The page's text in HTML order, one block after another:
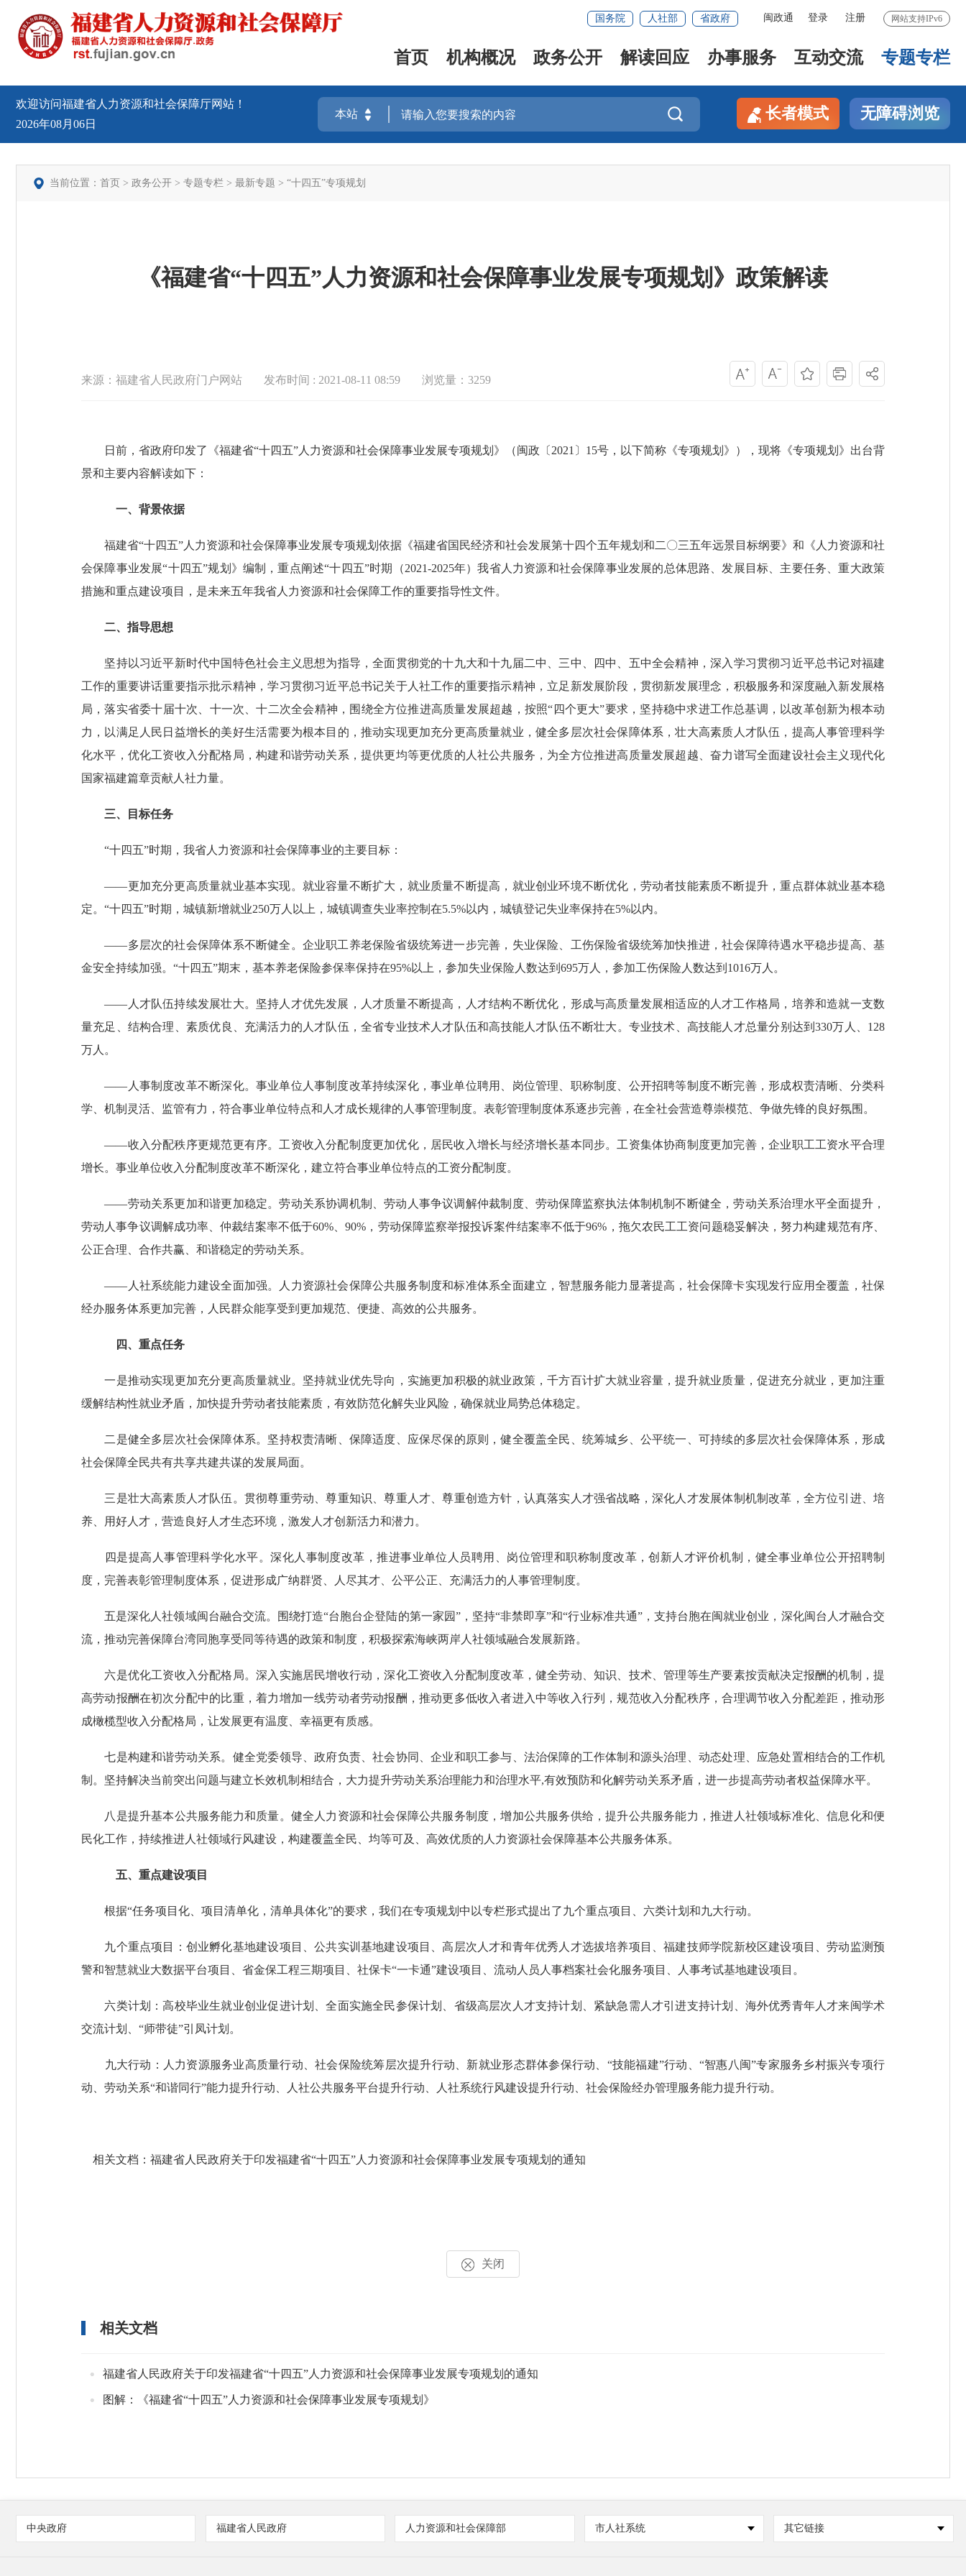
网站支持IPv6
闽政通 登录 注册
国务院 人社部 省政府
首页 机构概况 政务公开 解读回应 办事服务 互动交流 专题专栏
欢迎访问福建省人力资源和社会保障厅网站！
2026年08月06日
 长者模式 无障碍浏览
当前位置： 首页 > 政务公开 > 专题专栏 > 最新专题 > “十四五”专项规划
《福建省“十四五”人力资源和社会保障事业发展专项规划》政策解读
来源：福建省人民政府门户网站 发布时间 : 2021-08-11 08:59 浏览量：3259
日前，省政府印发了《福建省“十四五”人力资源和社会保障事业发展专项规划》（闽政〔2021〕15号，以下简称《专项规划》），现将《专项规划》出台背
景和主要内容解读如下：
一、背景依据
福建省“十四五”人力资源和社会保障事业发展专项规划依据《福建省国民经济和社会发展第十四个五年规划和二〇三五年远景目标纲要》和《人力资源和社
会保障事业发展“十四五”规划》编制，重点阐述“十四五”时期（2021-2025年）我省人力资源和社会保障事业发展的总体思路、发展目标、主要任务、重大政策
措施和重点建设项目，是未来五年我省人力资源和社会保障工作的重要指导性文件。
二、指导思想
坚持以习近平新时代中国特色社会主义思想为指导，全面贯彻党的十九大和十九届二中、三中、四中、五中全会精神，深入学习贯彻习近平总书记对福建
工作的重要讲话重要指示批示精神，学习贯彻习近平总书记关于人社工作的重要指示精神，立足新发展阶段，贯彻新发展理念，积极服务和深度融入新发展格
局，落实省委十届十次、十一次、十二次全会精神，围绕全方位推进高质量发展超越，按照“四个更大”要求，坚持稳中求进工作总基调，以改革创新为根本动
力，以满足人民日益增长的美好生活需要为根本目的，推动实现更加充分更高质量就业，健全多层次社会保障体系，壮大高素质人才队伍，提高人事管理科学
化水平，优化工资收入分配格局，构建和谐劳动关系，提供更均等更优质的人社公共服务，为全方位推进高质量发展超越、奋力谱写全面建设社会主义现代化
国家福建篇章贡献人社力量。
三、目标任务
“十四五”时期，我省人力资源和社会保障事业的主要目标：
——更加充分更高质量就业基本实现。就业容量不断扩大，就业质量不断提高，就业创业环境不断优化，劳动者技能素质不断提升，重点群体就业基本稳
定。“十四五”时期，城镇新增就业250万人以上，城镇调查失业率控制在5.5%以内，城镇登记失业率保持在5%以内。
——多层次的社会保障体系不断健全。企业职工养老保险省级统筹进一步完善，失业保险、工伤保险省级统筹加快推进，社会保障待遇水平稳步提高、基
金安全持续加强。“十四五”期末，基本养老保险参保率保持在95%以上，参加失业保险人数达到695万人，参加工伤保险人数达到1016万人。
——人才队伍持续发展壮大。坚持人才优先发展，人才质量不断提高，人才结构不断优化，形成与高质量发展相适应的人才工作格局，培养和造就一支数
量充足、结构合理、素质优良、充满活力的人才队伍，全省专业技术人才队伍和高技能人才队伍不断壮大。专业技术、高技能人才总量分别达到330万人、128
万人。
——人事制度改革不断深化。事业单位人事制度改革持续深化，事业单位聘用、岗位管理、职称制度、公开招聘等制度不断完善，形成权责清晰、分类科
学、机制灵活、监管有力，符合事业单位特点和人才成长规律的人事管理制度。表彰管理制度体系逐步完善，在全社会营造尊崇模范、争做先锋的良好氛围。
——收入分配秩序更规范更有序。工资收入分配制度更加优化，居民收入增长与经济增长基本同步。工资集体协商制度更加完善，企业职工工资水平合理
增长。事业单位收入分配制度改革不断深化，建立符合事业单位特点的工资分配制度。
——劳动关系更加和谐更加稳定。劳动关系协调机制、劳动人事争议调解仲裁制度、劳动保障监察执法体制机制不断健全，劳动关系治理水平全面提升，
劳动人事争议调解成功率、仲裁结案率不低于60%、90%，劳动保障监察举报投诉案件结案率不低于96%，拖欠农民工工资问题稳妥解决，努力构建规范有序、
公正合理、合作共赢、和谐稳定的劳动关系。
——人社系统能力建设全面加强。人力资源社会保障公共服务制度和标准体系全面建立，智慧服务能力显著提高，社会保障卡实现发行应用全覆盖，社保
经办服务体系更加完善，人民群众能享受到更加规范、便捷、高效的公共服务。
四、重点任务
一是推动实现更加充分更高质量就业。坚持就业优先导向，实施更加积极的就业政策，千方百计扩大就业容量，提升就业质量，促进充分就业，更加注重
缓解结构性就业矛盾，加快提升劳动者技能素质，有效防范化解失业风险，确保就业局势总体稳定。
二是健全多层次社会保障体系。坚持权责清晰、保障适度、应保尽保的原则，健全覆盖全民、统筹城乡、公平统一、可持续的多层次社会保障体系，形成
社会保障全民共有共享共建共谋的发展局面。
三是壮大高素质人才队伍。贯彻尊重劳动、尊重知识、尊重人才、尊重创造方针，认真落实人才强省战略，深化人才发展体制机制改革，全方位引进、培
养、用好人才，营造良好人才生态环境，激发人才创新活力和潜力。
四是提高人事管理科学化水平。深化人事制度改革，推进事业单位人员聘用、岗位管理和职称制度改革，创新人才评价机制，健全事业单位公开招聘制
度，完善表彰管理制度体系，促进形成广纳群贤、人尽其才、公平公正、充满活力的人事管理制度。
五是深化人社领域闽台融合交流。围绕打造“台胞台企登陆的第一家园”，坚持“非禁即享”和“行业标准共通”，支持台胞在闽就业创业，深化闽台人才融合交
流，推动完善保障台湾同胞享受同等待遇的政策和制度，积极探索海峡两岸人社领域融合发展新路。
六是优化工资收入分配格局。深入实施居民增收行动，深化工资收入分配制度改革，健全劳动、知识、技术、管理等生产要素按贡献决定报酬的机制，提
高劳动报酬在初次分配中的比重，着力增加一线劳动者劳动报酬，推动更多低收入者进入中等收入行列，规范收入分配秩序，合理调节收入分配差距，推动形
成橄榄型收入分配格局，让发展更有温度、幸福更有质感。
七是构建和谐劳动关系。健全党委领导、政府负责、社会协同、企业和职工参与、法治保障的工作体制和源头治理、动态处理、应急处置相结合的工作机
制。坚持解决当前突出问题与建立长效机制相结合，大力提升劳动关系治理能力和治理水平,有效预防和化解劳动关系矛盾，进一步提高劳动者权益保障水平。
八是提升基本公共服务能力和质量。健全人力资源和社会保障公共服务制度，增加公共服务供给，提升公共服务能力，推进人社领域标准化、信息化和便
民化工作，持续推进人社领域行风建设，构建覆盖全民、均等可及、高效优质的人力资源社会保障基本公共服务体系。
五、重点建设项目
根据“任务项目化、项目清单化，清单具体化”的要求，我们在专项规划中以专栏形式提出了九个重点项目、六类计划和九大行动。
九个重点项目：创业孵化基地建设项目、公共实训基地建设项目、高层次人才和青年优秀人才选拔培养项目、福建技师学院新校区建设项目、劳动监测预
警和智慧就业大数据平台项目、省金保工程三期项目、社保卡“一卡通”建设项目、流动人员人事档案社会化服务项目、人事考试基地建设项目。
六类计划：高校毕业生就业创业促进计划、全面实施全民参保计划、省级高层次人才支持计划、紧缺急需人才引进支持计划、海外优秀青年人才来闽学术
交流计划、“师带徒”引凤计划。
九大行动：人力资源服务业高质量行动、社会保险统筹层次提升行动、新就业形态群体参保行动、“技能福建”行动、“智惠八闽”专家服务乡村振兴专项行
动、劳动关系“和谐同行”能力提升行动、人社公共服务平台提升行动、人社系统行风建设提升行动、社会保险经办管理服务能力提升行动。
相关文档： 福建省人民政府关于印发福建省“十四五”人力资源和社会保障事业发展专项规划的通知
关闭
相关文档
福建省人民政府关于印发福建省“十四五”人力资源和社会保障事业发展专项规划的通知
图解：《福建省“十四五”人力资源和社会保障事业发展专项规划》
中央政府 福建省人民政府 人力资源和社会保障部 市人社系统 其它链接